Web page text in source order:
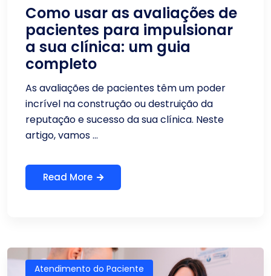
Como usar as avaliações de
pacientes para impulsionar
a sua clínica: um guia
completo
As avaliações de pacientes têm um poder
incrível na construção ou destruição da
reputação e sucesso da sua clínica. Neste
artigo, vamos ...
Read More
Atendimento do Paciente